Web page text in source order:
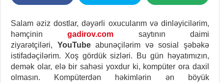
Salam əziz dostlar, dəyərli oxucularım və dinləyicilərim,
həmçiningadirov.com
saytının daimi
ziyarətçiləri, YouTubeabunəçilərim və sosial şəbəkə
istifadəçilərim. Xoş gördük sizləri.
Bu gün həyatımızın,
demək olar, elə bir sahəsi yoxdur ki, kompüter ora daxil
olmasın. Kompüterdən həkimlərin ən böyük